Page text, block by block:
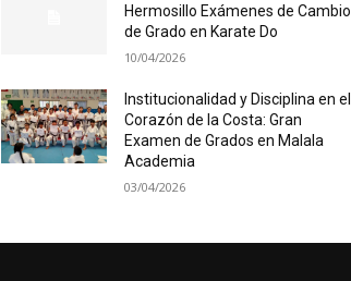
Hermosillo Exámenes de Cambio
de Grado en Karate Do
10/04/2026
Institucionalidad y Disciplina en el
Corazón de la Costa: Gran
Examen de Grados en Malala
Academia
03/04/2026